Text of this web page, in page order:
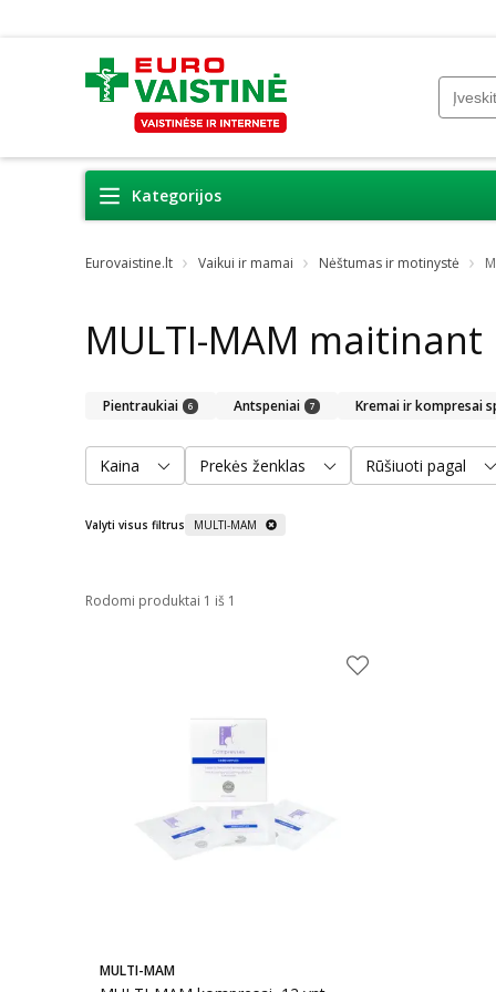
Kategorijos
Eurovaistine.lt Vaikui ir mamai Nėštumas ir motinystė
MULTI-MAM maitinant
Pientraukiai 6 Antspeniai 7 Kremai ir kompresai
Kaina Prekės ženklas Rūšiuoti pagal
Valyti visus filtrus MULTI-MAM
Rodomi produktai 1 iš 1
MULTI-MAM